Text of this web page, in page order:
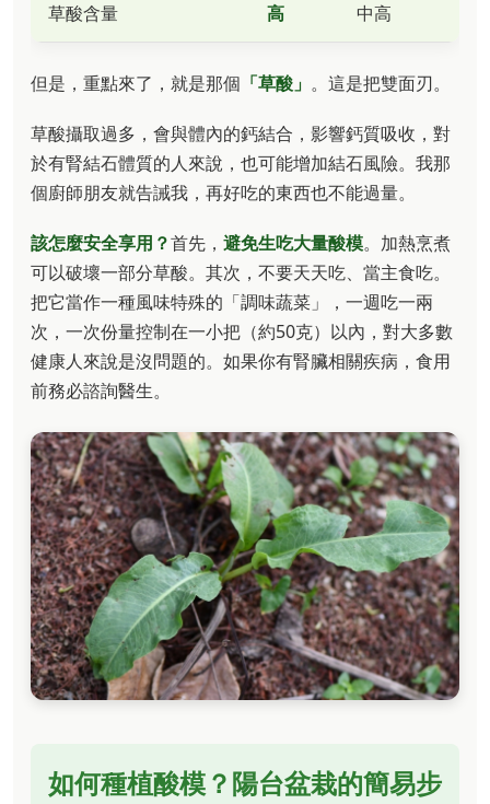
草酸含量 高 中高
但是，重點來了，就是那個 「草酸」 。這是把雙面刃。
草酸攝取過多，會與體內的鈣結合，影響鈣質吸收，對
於有腎結石體質的人來說，也可能增加結石風險。我那
個廚師朋友就告誡我，再好吃的東西也不能過量。
該怎麼安全享用？首先， 避免生吃大量酸模。加熱烹煮
可以破壞一部分草酸。其次，不要天天吃、當主食吃。
把它當作一種風味特殊的「調味蔬菜」，一週吃一兩
次，一次份量控制在一小把（約50克）以內，對大多數
健康人來說是沒問題的。如果你有腎臟相關疾病，食用
前務必諮詢醫生。
如何種植酸模？陽台盆栽的簡易步